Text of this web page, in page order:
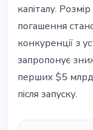
капіталу.
погашення
конкуренції з
запропонує
перших $5 млрд
після запуску.